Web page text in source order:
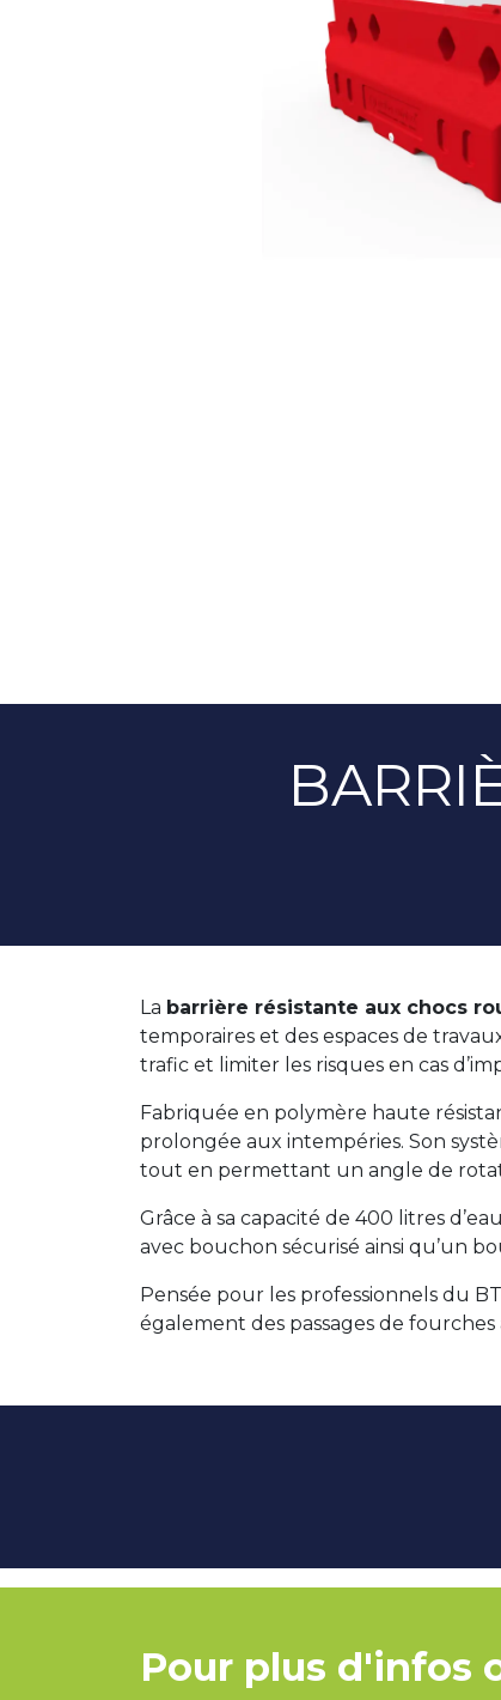
La barrière résistante aux chocs
temporaires et des espaces de
trafic et limiter les risques en cas
Fabriquée en polymère haute
prolongée aux intempéries. Son
tout en permettant un angle de
Grâce à sa capacité de 400 litres
avec bouchon sécurisé ainsi qu’un
Pensée pour les professionnels du
également des passages de
Pour plus d'infos